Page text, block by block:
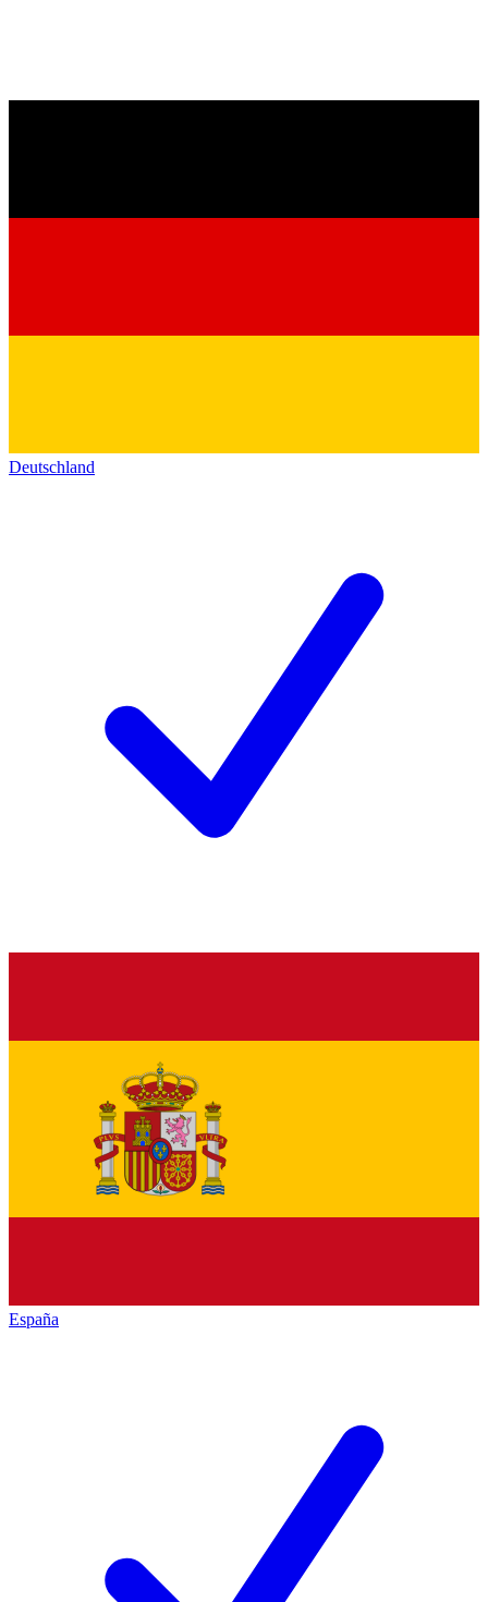
Deutschland
España